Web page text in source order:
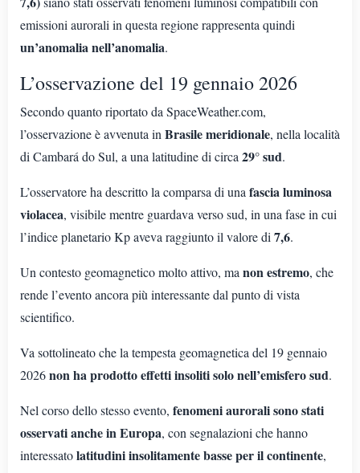
emissioni aurorali in questa regione rappresenta quindi
un’anomalia nell’anomalia.
L’osservazione del 19 gennaio 2026
Secondo quanto riportato da SpaceWeather.com,
l’osservazione è avvenuta in Brasile meridionale, nella località
di Cambará do Sul, a una latitudine di circa 29° sud.
L’osservatore ha descritto la comparsa di una fascia luminosa
violacea, visibile mentre guardava verso sud, in una fase in cui
l’indice planetario Kp aveva raggiunto il valore di 7,6.
Un contesto geomagnetico molto attivo, ma non estremo, che
rende l’evento ancora più interessante dal punto di vista
scientifico.
Va sottolineato che la tempesta geomagnetica del 19 gennaio
2026non ha prodotto effetti insoliti solo nell’emisfero sud.
Nel corso dello stesso evento, fenomeni aurorali sono stati
osservati anche in Europa, con segnalazioni che hanno
interessatolatitudini insolitamente basse per il continente,